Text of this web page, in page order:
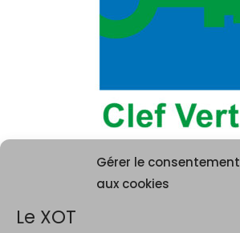
Gérer le consentement
aux cookies
Le XOT